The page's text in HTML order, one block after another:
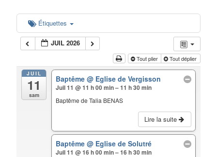
Étiquettes
JUIL 2026
Tout plier Tout déplier
JUIL
11
sam
Baptême @ Eglise de Vergisson
Juil 11 @ 11 h 00 min – 11 h 30 min
Baptême de Talia BENAS
Lire la suite
Baptême @ Eglise de Solutré
Juil 11 @ 16 h 00 min – 16 h 30 min